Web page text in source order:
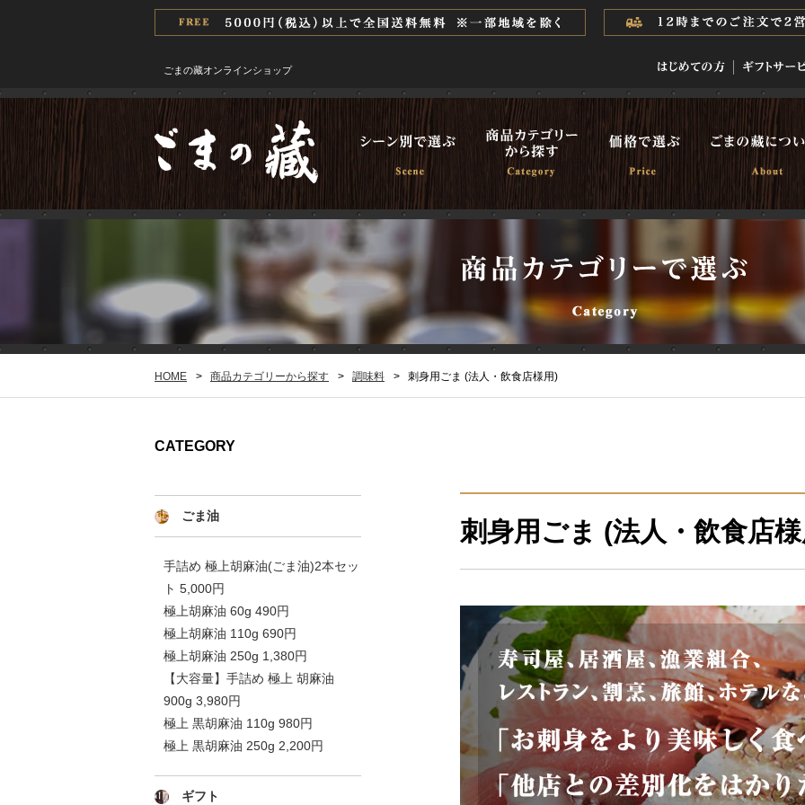
ごまの藏オンラインショップ
HOME > 商品カテゴリーから探す > 調味料 > 刺身用ごま (法人・飲食店様用)
刺身用ごま (法人・飲食店
CATEGORY
ごま油
手詰め 極上胡麻油(ごま油)2本セッ
ト 5,000円
極上胡麻油 60g 490円
極上胡麻油 110g 690円
極上胡麻油 250g 1,380円
【大容量】手詰め 極上 胡麻油
900g 3,980円
極上 黒胡麻油 110g 980円
極上 黒胡麻油 250g 2,200円
ギフト